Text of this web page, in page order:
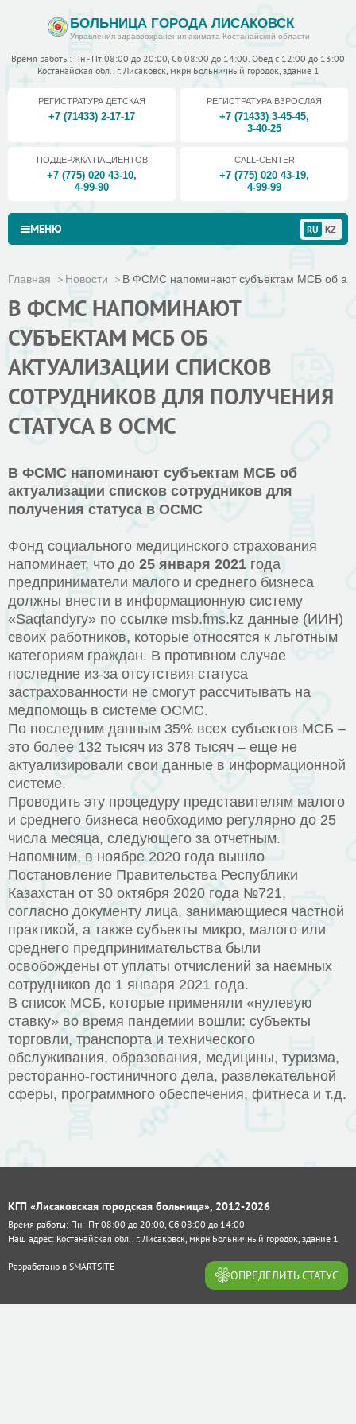
БОЛЬНИЦА ГОРОДА ЛИСАКОВСК
Управления здравоохранения акимата Костанайской области
Время работы: Пн - Пт 08:00 до 20:00, Сб 08:00 до 14:00. Обед с 12:00 до 13:00
Костанайская обл., г. Лисаковск, мкрн Больничный городок, здание 1
РЕГИСТРАТУРА ДЕТСКАЯ
+7 (71433) 2-17-17
РЕГИСТРАТУРА ВЗРОСЛАЯ
+7 (71433) 3-45-45,
3-40-25
ПОДДЕРЖКА ПАЦИЕНТОВ
+7 (775) 020 43-10,
4-99-90
CALL-CENTER
+7 (775) 020 43-19,
4-99-99
МЕНЮ RU KZ
Главная Новости В ФСМС напоминают субъектам МСБ об
В ФСМС НАПОМИНАЮТ
СУБЪЕКТАМ МСБ ОБ
АКТУАЛИЗАЦИИ СПИСКОВ
СОТРУДНИКОВ ДЛЯ ПОЛУЧЕНИЯ
СТАТУСА В ОСМС
В ФСМС напоминают субъектам МСБ об
актуализации списков сотрудников для
получения статуса в ОСМС
Фонд социального медицинского страхования
напоминает, что до 25 января 2021 года
предприниматели малого и среднего бизнеса
должны внести в информационную систему
«Saqtandyry» по ссылке msb.fms.kz данные (ИИН)
своих работников, которые относятся к льготным
категориям граждан. В противном случае
последние из-за отсутствия статуса
застрахованности не смогут рассчитывать на
медпомощь в системе ОСМС.
По последним данным 35% всех субъектов МСБ –
это более 132 тысяч из 378 тысяч – еще не
актуализировали свои данные в информационной
системе.
Проводить эту процедуру представителям малого
и среднего бизнеса необходимо регулярно до 25
числа месяца, следующего за отчетным.
Напомним, в ноябре 2020 года вышло
Постановление Правительства Республики
Казахстан от 30 октября 2020 года №721,
согласно документу лица, занимающиеся частной
практикой, а также субъекты микро, малого или
среднего предпринимательства были
освобождены от уплаты отчислений за наемных
сотрудников до 1 января 2021 года.
В список МСБ, которые применяли «нулевую
ставку» во время пандемии вошли: субъекты
торговли, транспорта и технического
обслуживания, образования, медицины, туризма,
ресторанно-гостиничного дела, развлекательной
сферы, программного обеспечения, фитнеса и т.д.
КГП «Лисаковская городская больница», 2012-2026
Время работы: Пн - Пт 08:00 до 20:00, Сб 08:00 до 14:00
Наш адрес: Костанайская обл., г. Лисаковск, мкрн Больничный городок, здание 1
Разработано в SMARTSITE
ОПРЕДЕЛИТЬ СТАТУС